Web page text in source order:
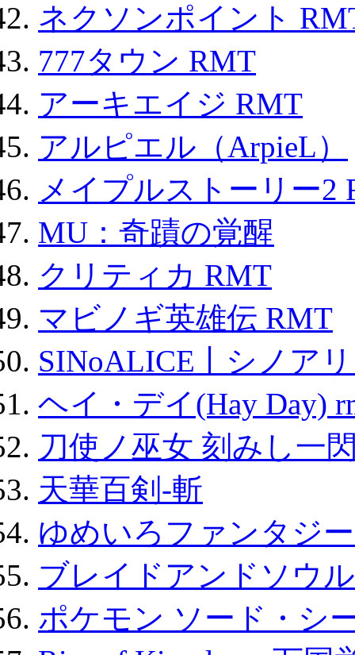
ネクソンポイント
777タウン RMT
アーキエイジ RMT
アルピエル（ArpieL）
メイプルストーリー2
MU：奇蹟の覚醒
クリティカ RMT
マビノギ英雄伝 RMT
SINoALICE丨シノア
ヘイ・デイ(Hay Day)
刀使ノ巫女 刻みし一
天華百剣-斬
ゆめいろファンタジ
ブレイドアンドソウ
ポケモン ソード・シ